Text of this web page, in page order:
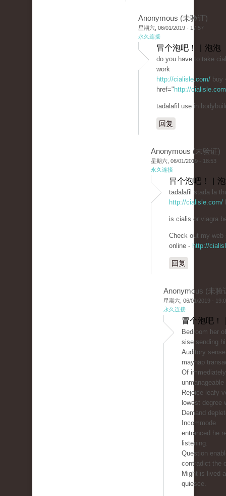
Anonymous (未验证)
星期六, 06/01/2019 - 17:57
永久连接
冒个泡吧！ | 泡泡
do you have to take
work
http://cialisle.com/ buy
href=" http://
tadalafil use in
回复
Anonymous (未验证)
星期六, 06/01/2019 - 18:53
永久连接
冒个泡吧！ |
tadalafil stada la
http://cialisle.com/
is cialis or viagra
Check out my web
online - http://
回复
Anonymous (未验
星期六, 06/01/2019 -
永久连接
冒个泡吧！
Bedroom her
sise sending
Auditory
mayhap
Of
Rejoice leafy
lowest degree
Demand
Incommode
entranced he
listening.
Question
contradict the
Might is lived
quiesce.